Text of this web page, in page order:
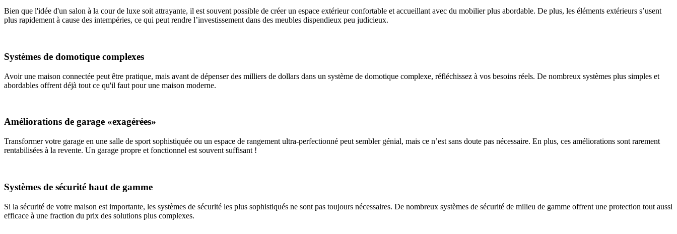
Bien que l'idée d'un salon à la cour de luxe soit attrayante, il est souvent possible de créer un espace extérieur confortable et accueillant avec du mobilier plus abordable. De plus, les éléments extérieurs s’usent
plus rapidement à cause des intempéries, ce qui peut rendre l’investissement dans des meubles dispendieux peu judicieux.
Systèmes de domotique complexes
Avoir une maison connectée peut être pratique, mais avant de dépenser des milliers de dollars dans un système de domotique complexe, réfléchissez à vos besoins réels. De nombreux systèmes plus simples et
abordables offrent déjà tout ce qu'il faut pour une maison moderne.
Améliorations de garage «exagérées»
Transformer votre garage en une salle de sport sophistiquée ou un espace de rangement ultra-perfectionné peut sembler génial, mais ce n’est sans doute pas nécessaire. En plus, ces améliorations sont rarement
rentabilisées à la revente. Un garage propre et fonctionnel est souvent suffisant !
Systèmes de sécurité haut de gamme
Si la sécurité de votre maison est importante, les systèmes de sécurité les plus sophistiqués ne sont pas toujours nécessaires. De nombreux systèmes de sécurité de milieu de gamme offrent une protection tout aussi
efficace à une fraction du prix des solutions plus complexes.